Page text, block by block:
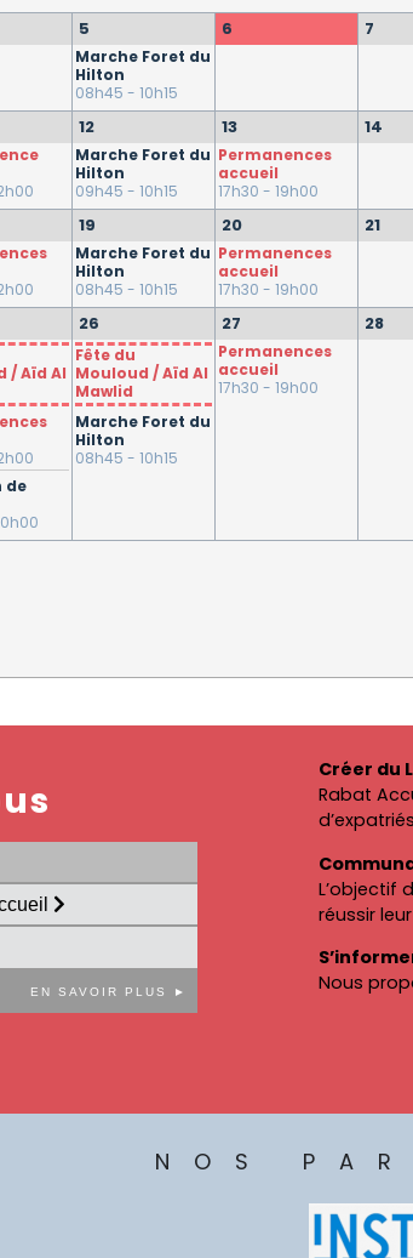
5
Marche Foret du
Hilton
08h45 - 10h15
6 7
12
Marche Foret du
Hilton
09h45 - 10h15
13
Permanences
accueil
17h30 - 19h00
14
19
Marche Foret du
Hilton
08h45 - 10h15
20
Permanences
accueil
17h30 - 19h00
21
/ Aïd Al
de
26
Fête du
Mouloud / Aïd Al
Mawlid
Marche Foret du
Hilton
08h45 - 10h15
27
Permanences
accueil
17h30 - 19h00
28
EN SAVOIR PLUS ►
Créer du
Rabat
L’objectif
réussir
Nous
NOS